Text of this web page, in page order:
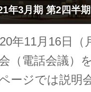
年3月期 第2四半
年11月16日（
（電話会議）
ージでは説明